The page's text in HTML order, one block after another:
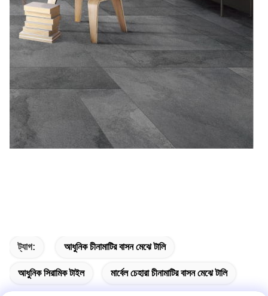
ট্যাগ: আধুনিক চীনামাটির বাসন মেঝে টালি
আধুনিক সিরামিক টাইল মার্বেল চেহারা চীনামাটির বাসন মেঝে টালি